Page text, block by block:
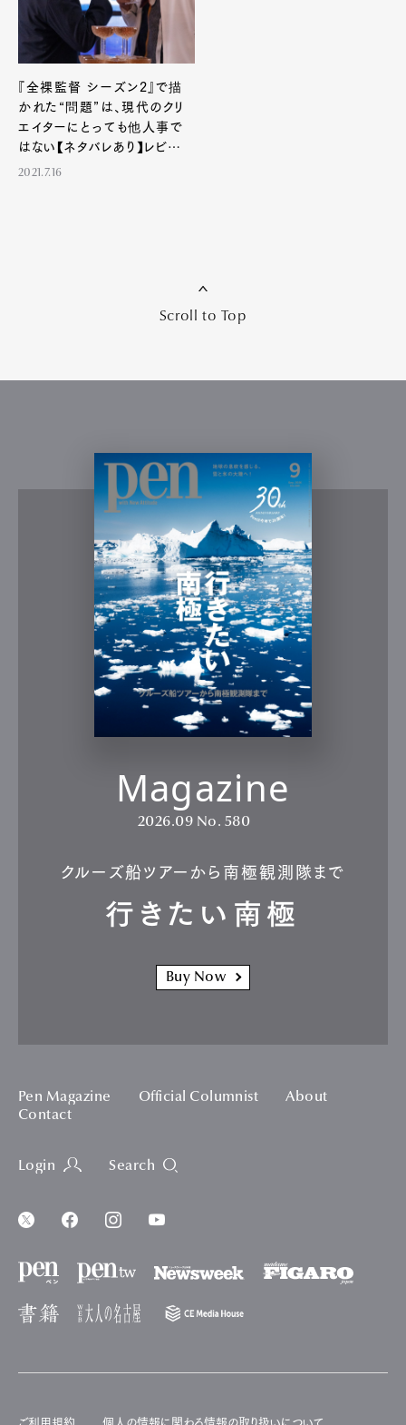
『全裸監督 シーズン2』で描
かれた“問題”は、現代のクリ
エイターにとっても他人事で
はない【ネタバレあり】レビュ
ー
2021.7.16
Scroll to Top
Magazine
2026.09 No. 580
クルーズ船ツアーから南極観測隊まで
行きたい南極
Buy Now
Pen Magazine Official Columnist
About
Contact
Login Search
ご利用規約 個人の情報に関わる情報の取り扱いについて